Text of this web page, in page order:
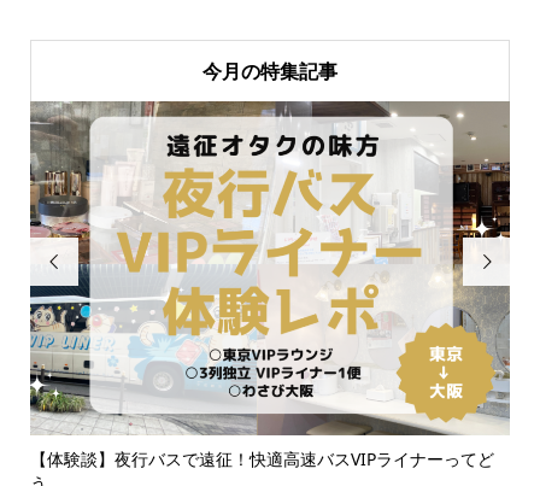
今月の特集記事

ナーってど
【大人オタク向け】ライブ参戦服におすすめのブラン
